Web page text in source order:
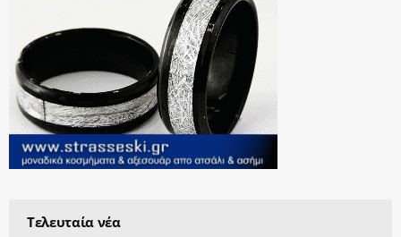
Τελευταία νέα